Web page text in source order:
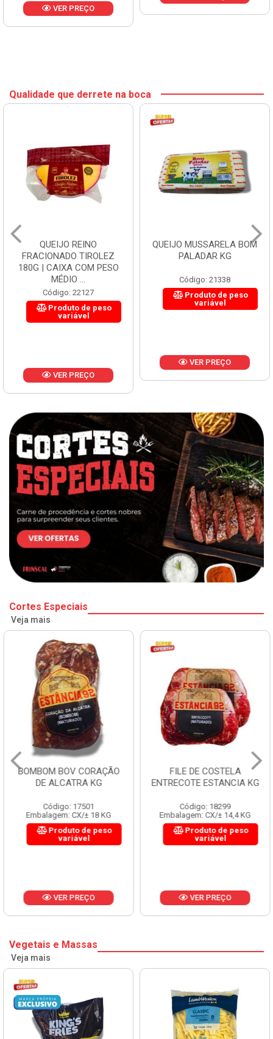
VER PREÇO
Qualidade que derrete na boca
QUEIJO REINO
FRACIONADO TIROLEZ
180G | CAIXA COM PESO
MÉDIO ...
Código: 22127
Produto de peso
variável
VER PREÇO
QUEIJO MUSSARELA BOM
PALADAR KG
Código: 21338
Produto de peso
variável
VER PREÇO
Cortes Especiais
Veja mais
BOMBOM BOV CORAÇÃO
DE ALCATRA KG
Código: 17501
Embalagem: CX/± 18 KG
Produto de peso
variável
VER PREÇO
FILE DE COSTELA
ENTRECOTE ESTANCIA KG
Código: 18299
Embalagem: CX/± 14,4 KG
Produto de peso
variável
VER PREÇO
Vegetais e Massas
Veja mais